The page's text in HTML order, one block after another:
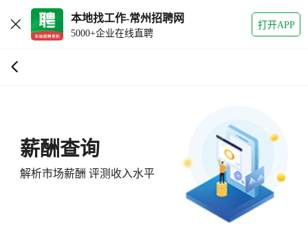
本地找工作-常州招聘网
5000+企业在线直聘
打开APP
薪酬查询
解析市场薪酬 评测收入水平